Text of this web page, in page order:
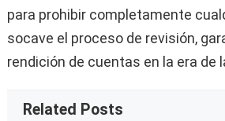
para prohibir completamente
socave el proceso de revisión,
rendición de cuentas en la era de
Related Posts